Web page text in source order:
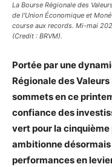
La Bourse Régionale des
de l'Union Économique et
course aux records. Mi-mai
(Credit : BRVM).
Portée par une
Régionale des
sommets en ce
confiance des
vert pour la
ambitionne
performances en